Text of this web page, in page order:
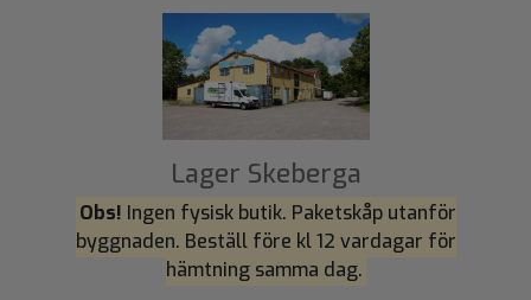
Lager Skeberga
Obs! Ingen fysisk butik. Paketskåp utanför
byggnaden. Beställ före kl 12 vardagar för
hämtning samma dag.